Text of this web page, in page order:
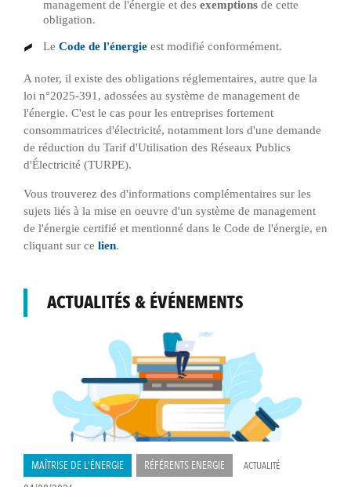
management de l'énergie et des exemptionsde cette
obligation.
Le Code de l'énergieest modifié conformément.
A noter, il existe des obligations réglementaires, autre que la
loi n°2025-391, adossées au système de management de
l'énergie. C'est le cas pour les entreprises fortement
consommatrices d'électricité, notamment lors d'une demande
de réduction du Tarif d'Utilisation des Réseaux Publics
d'Électricité (TURPE).
Vous trouverez des d'informations complémentaires sur les
sujets liés à la mise en oeuvre d'un système de management
de l'énergie certifié et mentionné dans le Code de l'énergie, en
cliquant sur ce lien.
ACTUALITÉS & ÉVÉNEMENTS
MAÎTRISE DE L'ÉNERGIE RÉFÉRENTS ENERGIE ACTUALITÉ